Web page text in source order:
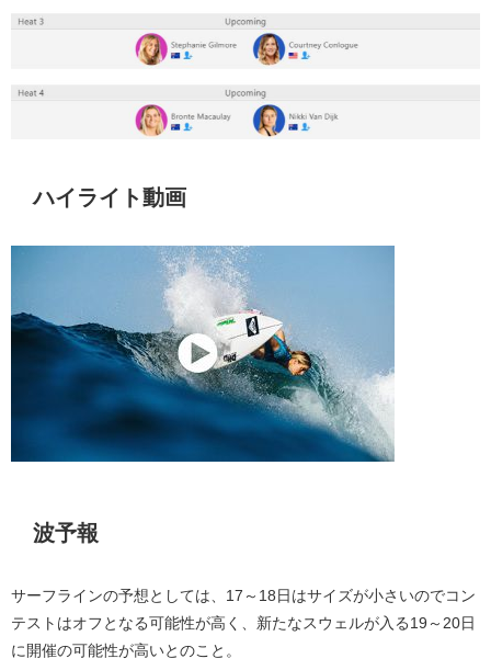
ハイライト動画
波予報
サーフラインの予想としては、17～18日はサイズが小さいのでコン
テストはオフとなる可能性が高く、新たなスウェルが入る19～20日
に開催の可能性が高いとのこと。